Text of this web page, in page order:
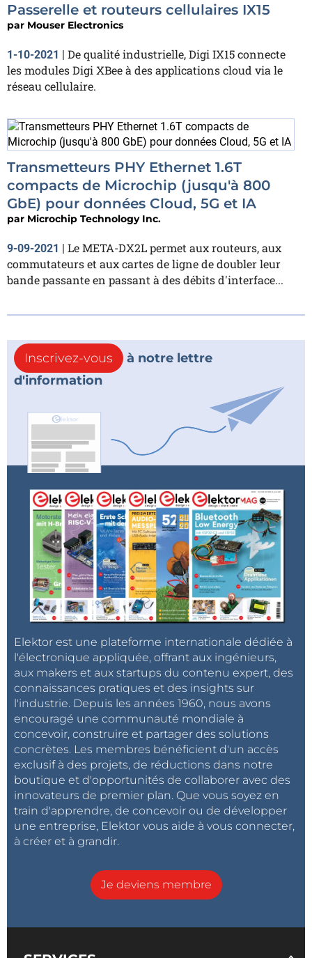
Passerelle et routeurs cellulaires IX15
par Mouser Electronics
1-10-2021 | De qualité industrielle, Digi IX15 connecte
les modules Digi XBee à des applications cloud via le
réseau cellulaire.
Transmetteurs PHY Ethernet 1.6T
compacts de Microchip (jusqu'à 800
GbE) pour données Cloud, 5G et IA
par Microchip Technology Inc.
9-09-2021 | Le META-DX2L permet aux routeurs, aux
commutateurs et aux cartes de ligne de doubler leur
bande passante en passant à des débits d'interface...
Inscrivez-vous
à notre lettre
d'information
Elektor est une plateforme internationale dédiée à
l'électronique appliquée, offrant aux ingénieurs,
aux makers et aux startups du contenu expert, des
connaissances pratiques et des insights sur
l'industrie. Depuis les années 1960, nous avons
encouragé une communauté mondiale à
concevoir, construire et partager des solutions
concrètes. Les membres bénéficient d'un accès
exclusif à des projets, de réductions dans notre
boutique et d'opportunités de collaborer avec des
innovateurs de premier plan. Que vous soyez en
train d'apprendre, de concevoir ou de développer
une entreprise, Elektor vous aide à vous connecter,
à créer et à grandir.
Je deviens membre